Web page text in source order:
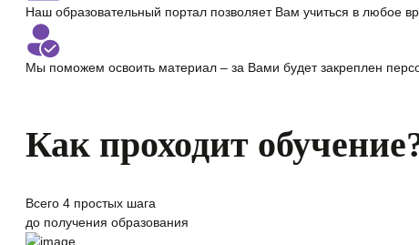
Наш образовательный портал позволяет Вам учиться в любое
Мы поможем освоить материал – за Вами будет закреплен
Как проходит
Всего 4 простых шага
до получения образования